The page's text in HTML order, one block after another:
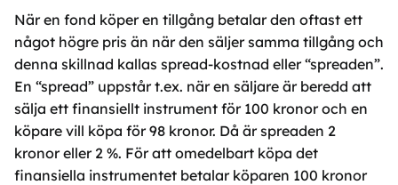
När en fond köper en tillgång betalar den oftast ett
något högre pris än när den säljer samma tillgång och
denna skillnad kallas spread-kostnad eller “spreaden”.
En “spread” uppstår t.ex. när en säljare är beredd att
sälja ett finansiellt instrument för 100 kronor och en
köpare vill köpa för 98 kronor. Då är spreaden 2
kronor eller 2 %. För att omedelbart köpa det
finansiella instrumentet betalar köparen 100 kronor